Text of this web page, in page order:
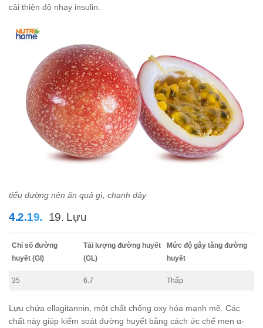
cải thiện độ nhạy insulin.
tiểu đường nên ăn quả gì, chanh dây
19. Lựu
Chỉ số đường
huyết (GI)
Tải lượng đường huyết
(GL)
Mức độ gây tăng đường
huyết
35 6.7 Thấp
Lựu chứa ellagitannin, một chất chống oxy hóa mạnh mẽ. Các
chất này giúp kiểm soát đường huyết bằng cách ức chế men α-